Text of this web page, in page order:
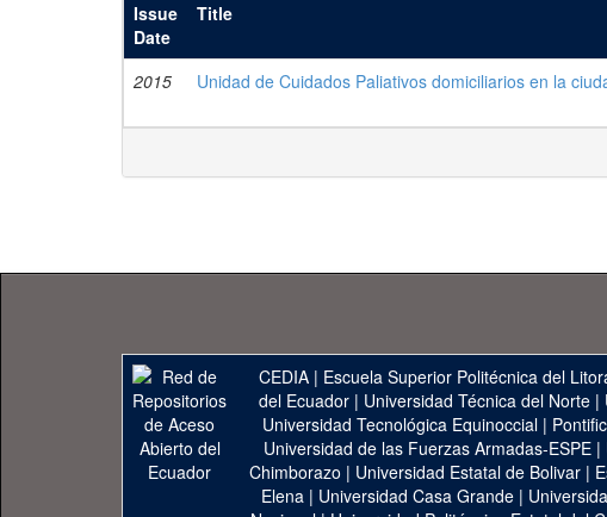
Issue
Date
Title
2015 Unidad de Cuidados Paliativos domiciliarios en la
CEDIA | Escuela Superior Politécnica del
del Ecuador| Universidad Técnica del Norte|
Universidad Tecnológica Equinoccial|
Universidad de las Fuerzas Armadas-ESPE |
Chimborazo | Universidad Estatal de Bolivar|
Elena | Universidad Casa Grande |